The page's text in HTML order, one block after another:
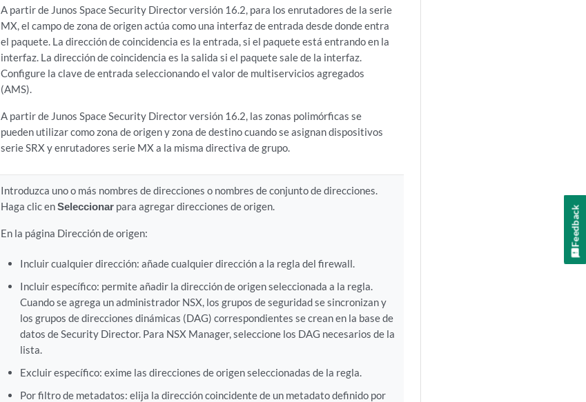
A partir de Junos Space Security Director versión 16.2, para los enrutadores de la serie
MX, el campo de zona de origen actúa como una interfaz de entrada desde donde entra
el paquete. La dirección de coincidencia es la entrada, si el paquete está entrando en la
interfaz. La dirección de coincidencia es la salida si el paquete sale de la interfaz.
Configure la clave de entrada seleccionando el valor de multiservicios agregados
(AMS).
A partir de Junos Space Security Director versión 16.2, las zonas polimórficas se
pueden utilizar como zona de origen y zona de destino cuando se asignan dispositivos
serie SRX y enrutadores serie MX a la misma directiva de grupo.
Introduzca uno o más nombres de direcciones o nombres de conjunto de direcciones.
Haga clic enSeleccionar para agregar direcciones de origen.
En la página Dirección de origen:
Incluir cualquier dirección: añade cualquier dirección a la regla del firewall.
Incluir específico: permite añadir la dirección de origen seleccionada a la regla.
Cuando se agrega un administrador NSX, los grupos de seguridad se sincronizan y
los grupos de direcciones dinámicas (DAG) correspondientes se crean en la base de
datos de Security Director. Para NSX Manager, seleccione los DAG necesarios de la
lista.
Excluir específico: exime las direcciones de origen seleccionadas de la regla.
Por filtro de metadatos: elija la dirección coincidente de un metadato definido por
Feedback